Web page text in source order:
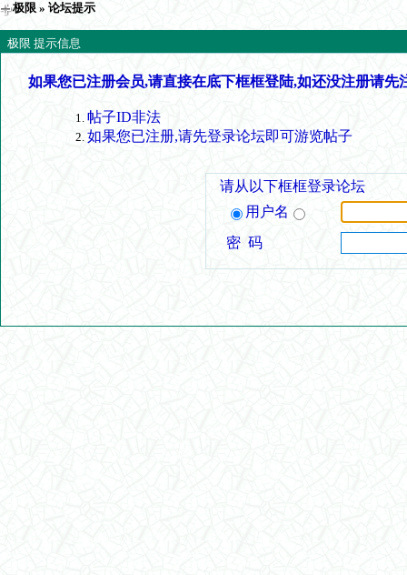
极限 » 论坛提示
极限 提示信息
如果您已注册会员,请直接在底下框框登陆,如还没注册请先
帖子ID非法
如果您已注册,请先登录论坛即可游览帖子
请从以下框框登录论坛
用户名
密 码